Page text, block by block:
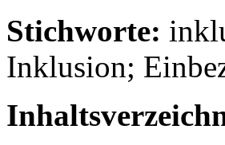
Stichworte:
Inklusion;